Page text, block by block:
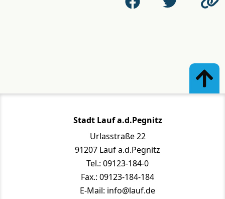
Stadt Lauf a.d.Pegnitz
Urlasstraße 22
91207 Lauf a.d.Pegnitz
Tel.: 09123-184-0
Fax.: 09123-184-184
E-Mail: info@lauf.de